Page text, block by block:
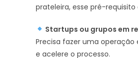
prateleira, esse pré-
Startups ou grupos em
Precisa fazer uma
e acelere o processo.